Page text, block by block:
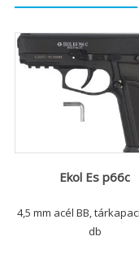
Ekol Es p66c
4,5 mm acél BB,
db